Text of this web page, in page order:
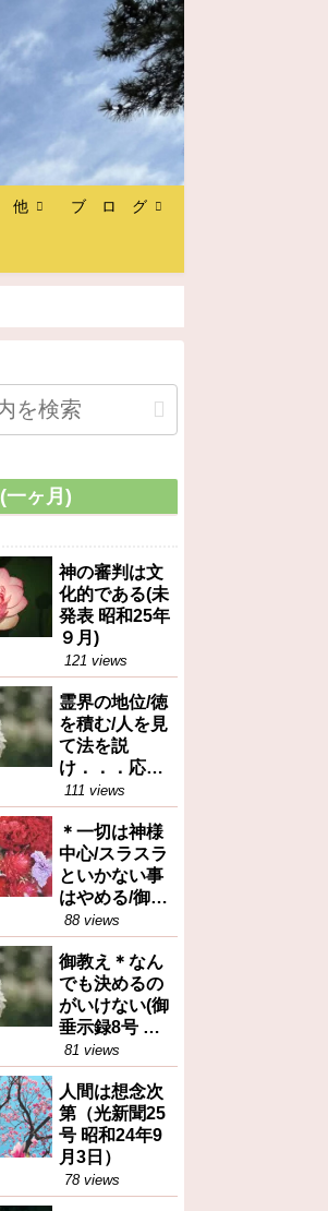
他 ブ ロ グ
一ヶ月)
神の審判は文
化的である(未
発表 昭和25年
９月)
121 views
霊界の地位/徳
を積む/人を見
て法を説
け．．．応身
（御垂示録16
号昭和27年12
月1日④）
111 views
＊一切は神様
中心/スラスラ
といかない事
はやめる/御任
せ（御垂示録
16号昭和27年
12月1日①）
88 views
御教え＊なん
でも決めるの
がいけない(御
垂示録8号 昭
和27年4月1日
②)
81 views
人間は想念次
第（光新聞25
号 昭和24年9
月3日）
78 views